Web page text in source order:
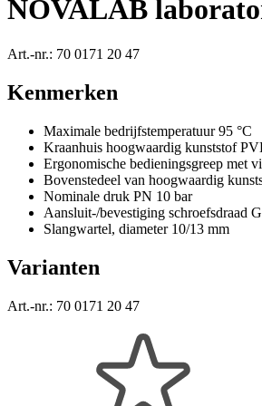
NOVALAB
Art.-nr.: 70 0171 20 47
Kenmerken
Maximale bedrijfstemperatuur 95 °C
Kraanhuis hoogwaardig kunststof
Ergonomische bedieningsgreep met
Bovenstedeel van hoogwaardig
Nominale druk PN 10 bar
Aansluit-/bevestiging schroefsdraad
Slangwartel, diameter 10/13 mm
Varianten
Art.-nr.: 70 0171 20 47